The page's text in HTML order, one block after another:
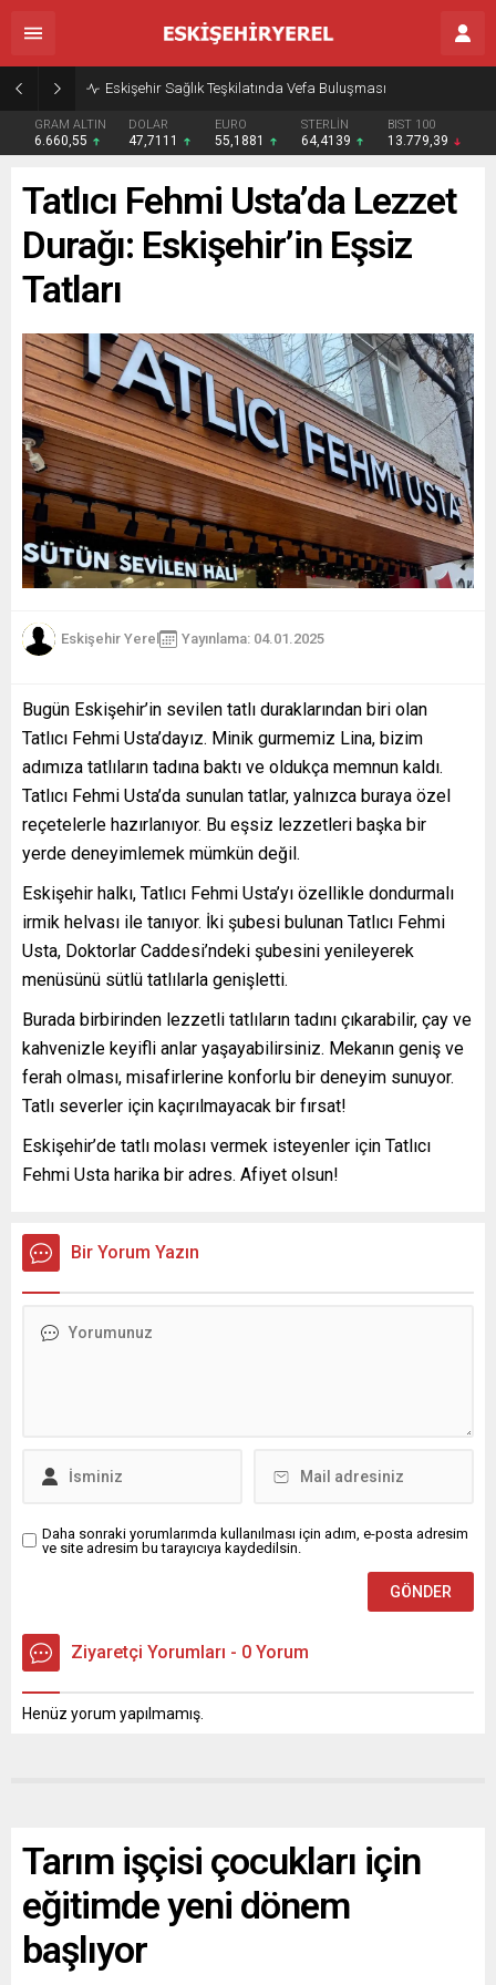
Eskişehir Sağlık Teşkilatında Vefa Buluşması
GRAM ALTIN
6.660,55
DOLAR
47,7111
EURO
55,1881
STERLİN
64,4139
BIST 100
13.779,39
Tatlıcı Fehmi Usta’da Lezzet
Durağı: Eskişehir’in Eşsiz
Tatları
Eskişehir Yerel Yayınlama: 04.01.2025
Bugün Eskişehir’in sevilen tatlı duraklarından biri olan
Tatlıcı Fehmi Usta’dayız. Minik gurmemiz Lina, bizim
adımıza tatlıların tadına baktı ve oldukça memnun kaldı.
Tatlıcı Fehmi Usta’da sunulan tatlar, yalnızca buraya özel
reçetelerle hazırlanıyor. Bu eşsiz lezzetleri başka bir
yerde deneyimlemek mümkün değil.
Eskişehir halkı, Tatlıcı Fehmi Usta’yı özellikle dondurmalı
irmik helvası ile tanıyor. İki şubesi bulunan Tatlıcı Fehmi
Usta, Doktorlar Caddesi’ndeki şubesini yenileyerek
menüsünü sütlü tatlılarla genişletti.
Burada birbirinden lezzetli tatlıların tadını çıkarabilir, çay ve
kahvenizle keyifli anlar yaşayabilirsiniz. Mekanın geniş ve
ferah olması, misafirlerine konforlu bir deneyim sunuyor.
Tatlı severler için kaçırılmayacak bir fırsat!
Eskişehir’de tatlı molası vermek isteyenler için Tatlıcı
Fehmi Usta harika bir adres. Afiyet olsun!
Bir Yorum Yazın
Daha sonraki yorumlarımda kullanılması için adım, e-posta adresim
ve site adresim bu tarayıcıya kaydedilsin.
Ziyaretçi Yorumları - 0 Yorum
Henüz yorum yapılmamış.
Tarım işçisi çocukları için
eğitimde yeni dönem
başlıyor